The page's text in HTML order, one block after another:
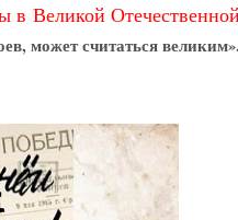
в Великой
может считаться великим».